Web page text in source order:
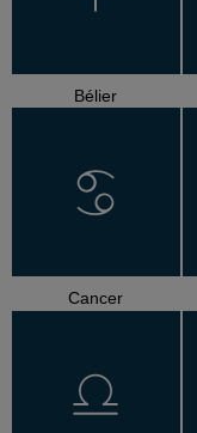
Bélier
Cancer